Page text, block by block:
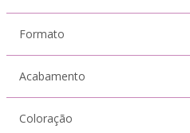
Formato
Acabamento
Coloração